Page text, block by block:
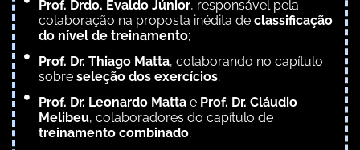
Prof. Drdo. Evaldo Júnior, responsável pela
colaboração na proposta inédita de classificação
do nível de treinamento;
Prof. Dr. Thiago Matta, colaborando no capítulo
sobre seleção dos exercícios;
Prof. Dr. Leonardo Mattae Prof. Dr. Cláudio
Melibeu, colaboradores do capítulo de
treinamento combinado;